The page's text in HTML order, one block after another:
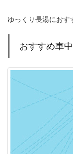
ゆっくり長湯におす
おすすめ車